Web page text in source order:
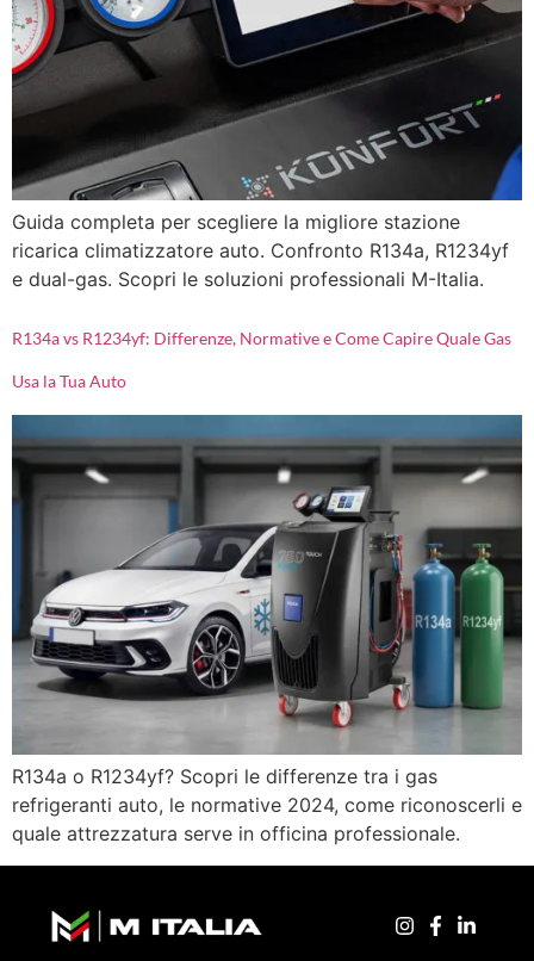
Guida completa per scegliere la migliore stazione
ricarica climatizzatore auto. Confronto R134a, R1234yf
e dual-gas. Scopri le soluzioni professionali M-Italia.
R134a vs R1234yf: Differenze, Normative e Come Capire Quale Gas
Usa la Tua Auto
R134a o R1234yf? Scopri le differenze tra i gas
refrigeranti auto, le normative 2024, come riconoscerli e
quale attrezzatura serve in officina professionale.